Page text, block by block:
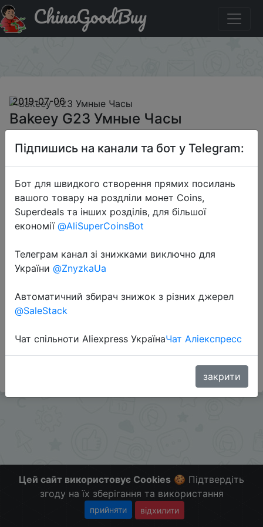
Паридбати з промокодом BGG23 Bakeey G23 Умные
Часы
ChinaGoodBuy
2019-07-06
Bakeey G23 Умные Часы
$9.99
Промокод: "BGG23"
Перейти до магазину
Додаткова інформація відсутня.
каналі:
ZnyzhkaUA
Цей сайт використовує Cookies 🍪 Підтвердіть
згоду на їх зберігання та використання
прийняти відхилити
Підпишись на канали та бот у Telegram:
Бот для швидкого створення прямих посилань
вашого товару на роздліли монет Coins,
Superdeals та інших розділів, для більшої
економії @AliSuperCoinsBot
Телеграм канал зі знижками виключно для
України @ZnyzkaUa
Автоматичний збирач знижок з різних джерел
@SaleStack
Чат спільноти Aliexpress УкраїнаЧат Аліекспресс
закрити